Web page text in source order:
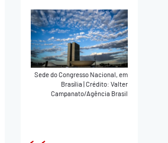
Sede do Congresso Nacional, em
Brasília Crédito: Valter
Campanato/Agência Brasil